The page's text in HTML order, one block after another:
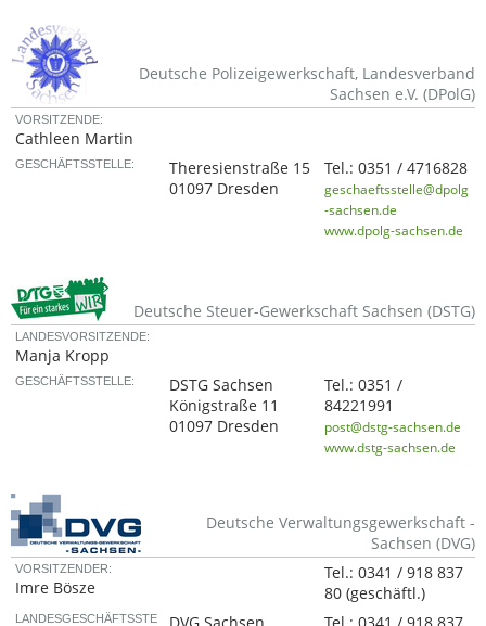
Deutsche Polizeigewerkschaft, Landesverband
Sachsen e.V. (DPolG)
VORSITZENDE:
Cathleen Martin
GESCHÄFTSSTELLE:
Theresienstraße 15
01097 Dresden
Tel.:0351 / 4716828
geschaeftsstelle@dpolg
-sachsen.de
www.dpolg-sachsen.de
Deutsche Steuer-Gewerkschaft Sachsen (DSTG)
LANDESVORSITZENDE:
Manja Kropp
GESCHÄFTSSTELLE:
DSTG Sachsen
Königstraße 11
01097 Dresden
Tel.:0351 /
84221991
post@dstg-sachsen.de
www.dstg-sachsen.de
Deutsche Verwaltungsgewerkschaft -
Sachsen (DVG)
VORSITZENDER:
Imre Bösze
Tel.:0341 / 918 837
80(geschäftl.)
LANDESGESCHÄFTSSTE